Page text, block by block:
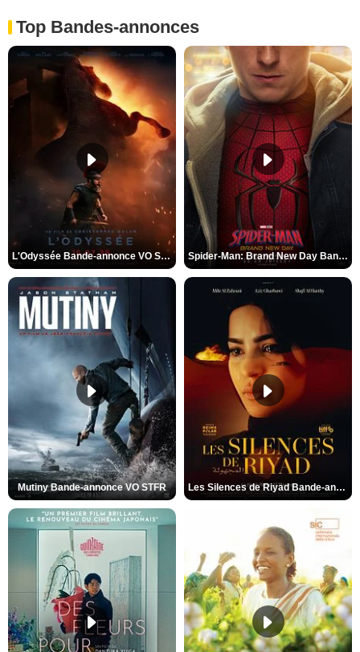
Top Bandes-annonces
L'Odyssée Bande-annonce VO STFR Spider-Man: Brand New Day Bande-annonce VO STFR
Mutiny Bande-annonce VO STFR Les Silences de Riyad Bande-annonce VO STFR